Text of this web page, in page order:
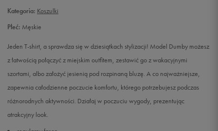
Kategoria: Koszulki
Płeć: Męskie
Jeden T-shirt, a sprawdza się w dziesiątkach stylizacji! Model Dumby możesz
z łatwością połączyć z miejskim outfitem, zestawić go z wakacyjnymi
szortami, albo założyć jesienią pod rozpinaną bluzę. A co najważniejsze,
zapewnia całodzienne poczucie komfortu, którego potrzebujesz podczas
różnorodnych aktywności. Działaj w poczuciu wygody, prezentując
atrakcyjny look.